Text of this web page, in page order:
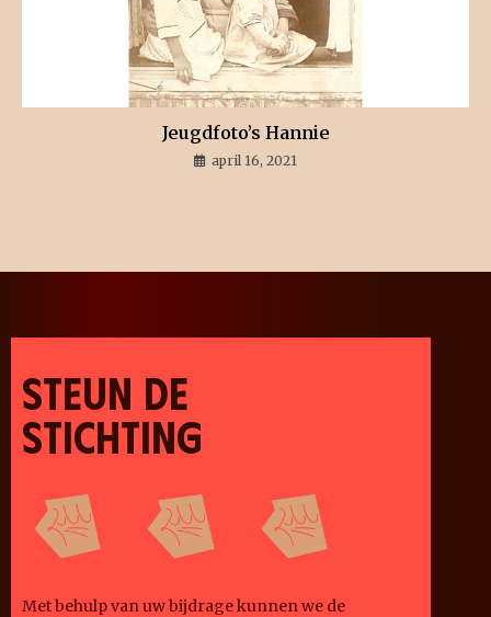
Jeugdfoto’s Hannie
april 16, 2021
STEUN DE
STICHTING
Met behulp van uw bijdrage kunnen we de